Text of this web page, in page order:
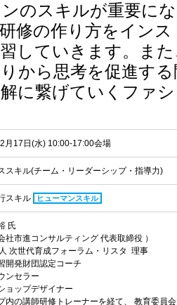
のスキルが重要に
修の作り方をイン
していきます。ま
から思考を促進す
に繋げていくファ
月17日(水) 10:00-17:00会場
スキル(チーム・リーダーシップ・指導力)
スキル ヒューマンスキル
氏
社市進コンサルティング 代表取締役 ）
次世代育成フォーラム・リスタ 理事
開発財団認定コーチ
ンセラー
ョップデザイナー
内の講師研修トレーナーを経て、 教育委員